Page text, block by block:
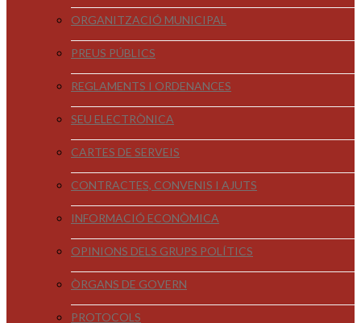
ORGANITZACIÓ MUNICIPAL
PREUS PÚBLICS
REGLAMENTS I ORDENANCES
SEU ELECTRÒNICA
CARTES DE SERVEIS
CONTRACTES, CONVENIS I AJUTS
INFORMACIÓ ECONÒMICA
OPINIONS DELS GRUPS POLÍTICS
ÒRGANS DE GOVERN
PROTOCOLS